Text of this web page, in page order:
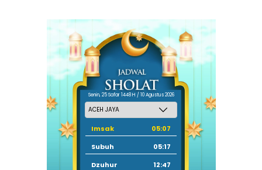
Senin, 25 Safar 1448 H / 10 Agustus 2026
Imsak
05:07
Subuh
05:17
Dzuhur
12:47